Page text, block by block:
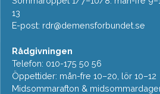
13
E-post: rdr@demensforbundet.se
Rådgivningen
Telefon: 010-175 50 56
Öppettider: mån-fre 10–20, lör 10–12
Midsommarafton &